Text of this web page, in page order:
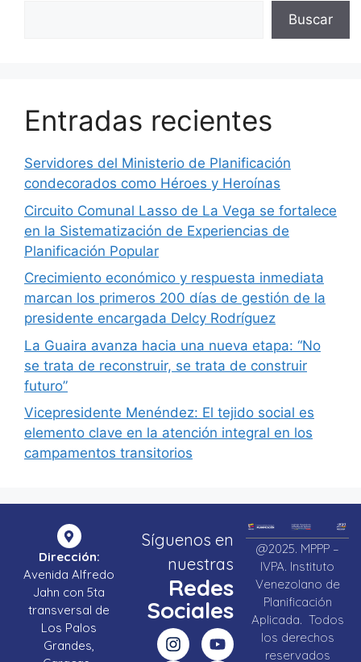
Buscar
Entradas recientes
Servidores del Ministerio de Planificación
condecorados como Héroes y Heroínas
Circuito Comunal Lasso de La Vega se fortalece
en la Sistematización de Experiencias de
Planificación Popular
Crecimiento económico y respuesta inmediata
marcan los primeros 200 días de gestión de la
presidente encargada Delcy Rodríguez
La Guaira avanza hacia una nueva etapa: “No
se trata de reconstruir, se trata de construir
futuro”
Vicepresidente Menéndez: El tejido social es
elemento clave en la atención integral en los
campamentos transitorios
Dirección:
Avenida Alfredo
Jahn con 5ta
transversal de
Los Palos
Grandes,
Síguenos en
nuestras
Redes
Sociales
@2025. MPPP –
IVPA. Instituto
Venezolano de
Planificación
Aplicada. Todos
los derechos
reservados